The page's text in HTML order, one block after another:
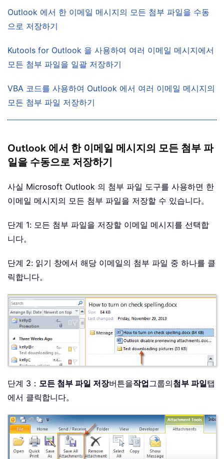
Outlook 에서 한 이메일 메시지의 모든 첨부 파일을 수동
으로 저장하기
Kutools for Outlook 을 사용하여 여러 이메일 메시지에서
모든 첨부 파일을 일괄 저장하기
VBA 코드를 사용하여 Outlook 에서 여러 이메일 메시지의
모든 첨부 파일 저장하기
Outlook 에서 한 이메일 메시지의 모든 첨부 파
일을 수동으로 저장하기
사실 Microsoft Outlook 의 첨부 파일 도구를 사용하면 한
이메일 메시지의 모든 첨부 파일을 저장할 수 있습니다。
단계 1: 모든 첨부 파일을 저장할 이메일 메시지를 선택합
니다。
단계 2: 읽기 창에서 해당 이메일의 첨부 파일 중 하나를 클
릭합니다。
단계 3： 모든 첨부 파일 저장버튼을작업그룹의첨부 파일탭
에서 클릭합니다。